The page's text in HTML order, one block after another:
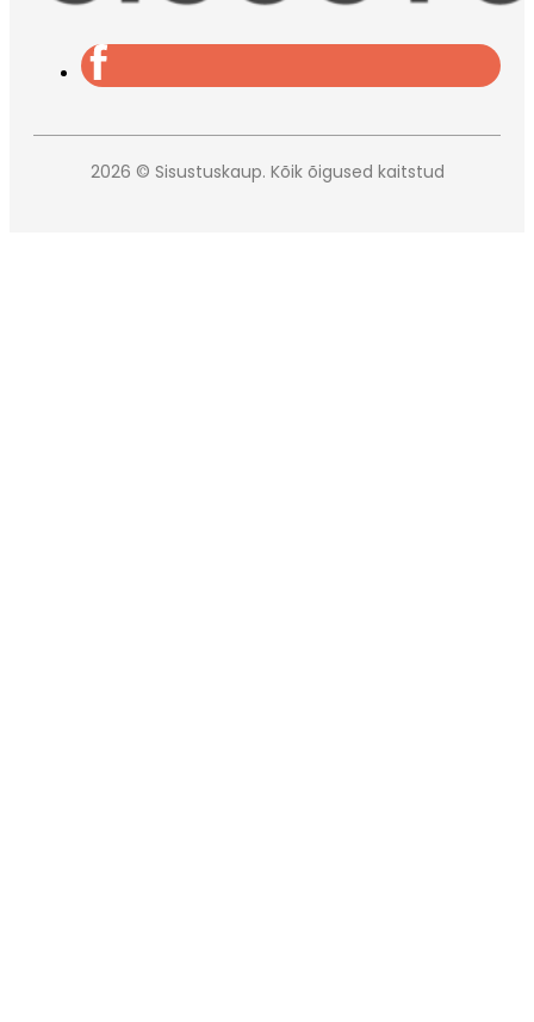
2026 © Sisustuskaup. Kõik õigused kaitstud